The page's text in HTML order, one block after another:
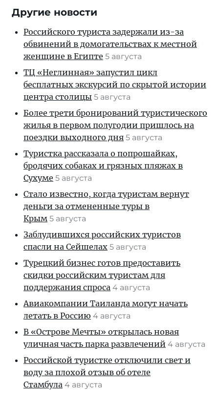
Другие новости
Российского туриста задержали из-за
обвинений в домогательствах к местной
женщине в Египте 5 августа
ТЦ «Неглинная» запустил цикл
бесплатных экскурсий по скрытой истории
центра столицы 5 августа
Более трети бронирований туристического
жилья в первом полугодии пришлось на
поездки выходного дня 5 августа
Туристка рассказала о попрошайках,
бродячих собаках и грязных пляжах в
Сухуме 5 августа
Стало известно, когда туристам вернут
деньги за отмененные туры в
Крым 5 августа
Заблудившихся российских туристов
спасли на Сейшелах 5 августа
Турецкий бизнес готов предоставить
скидки российским туристам для
поддержания спроса 4 августа
Авиакомпании Таиланда могут начать
летать в Россию 4 августа
В «Острове Мечты» открылась новая
уличная часть парка развлечений 4 августа
Российской туристке отключили свет и
воду за плохой отзыв об отеле
Стамбула 4 августа